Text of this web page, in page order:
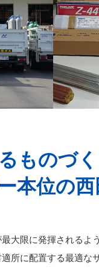
ものづ
本位の
大限に発揮されるよ
所に配置する最適な